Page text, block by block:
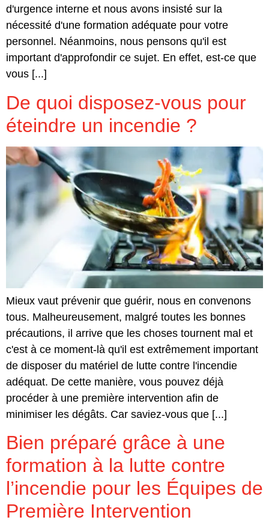
d'urgence interne et nous avons insisté sur la
nécessité d'une formation adéquate pour votre
personnel. Néanmoins, nous pensons qu'il est
important d'approfondir ce sujet. En effet, est-ce que
vous [...]
De quoi disposez-vous pour
éteindre un incendie ?
Mieux vaut prévenir que guérir, nous en convenons
tous. Malheureusement, malgré toutes les bonnes
précautions, il arrive que les choses tournent mal et
c'est à ce moment-là qu'il est extrêmement important
de disposer du matériel de lutte contre l'incendie
adéquat. De cette manière, vous pouvez déjà
procéder à une première intervention afin de
minimiser les dégâts. Car saviez-vous que [...]
Bien préparé grâce à une
formation à la lutte contre
l’incendie pour les Équipes de
Première Intervention